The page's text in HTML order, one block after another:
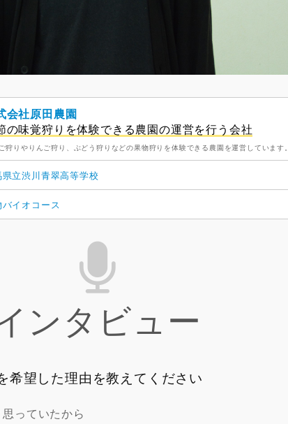
会社原田農園
の味覚狩りを体験できる農園の運営を行う会社
狩りやりんご狩り、ぶどう狩りなどの果物狩りを体験できる農園を運営しています。
立渋川青翠高等学校
イオコース
ンタビュー
希望した理由を教えてください
っていたから